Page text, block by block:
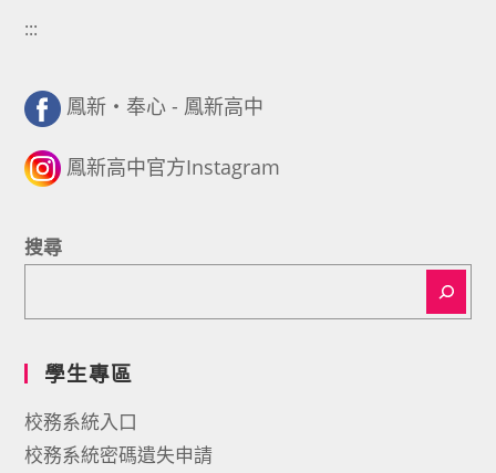
:::
鳳新・奉心 - 鳳新高中
鳳新高中官方Instagram
搜尋
學生專區
校務系統入口
校務系統密碼遺失申請